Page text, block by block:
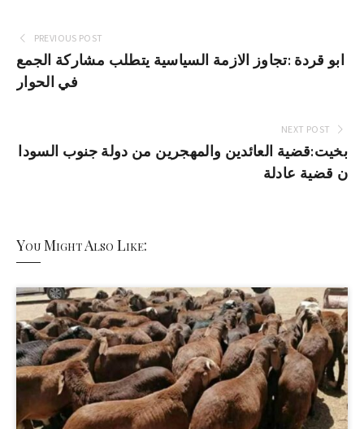
PREVIOUS POST
ابو قردة :تجاوز الازمة السياسية يتطلب مشاركة الجمع
في الحوار
NEXT POST
بخيت:قضية العائدين والمهجرين من دولة جنوب السودا
ن قضية عادلة
You Might Also Like: